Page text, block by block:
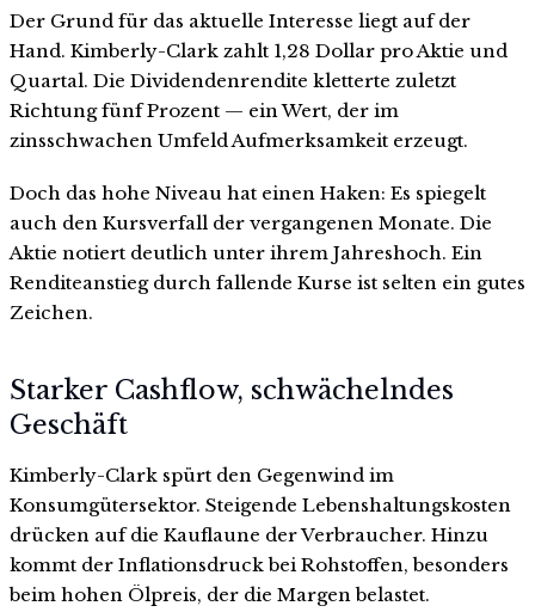
Der Grund für das aktuelle Interesse liegt auf der
Hand. Kimberly-Clark zahlt 1,28 Dollar pro Aktie und
Quartal. Die Dividendenrendite kletterte zuletzt
Richtung fünf Prozent — ein Wert, der im
zinsschwachen Umfeld Aufmerksamkeit erzeugt.
Doch das hohe Niveau hat einen Haken: Es spiegelt
auch den Kursverfall der vergangenen Monate. Die
Aktie notiert deutlich unter ihrem Jahreshoch. Ein
Renditeanstieg durch fallende Kurse ist selten ein gutes
Zeichen.
Starker Cashflow, schwächelndes
Geschäft
Kimberly-Clark spürt den Gegenwind im
Konsumgütersektor. Steigende Lebenshaltungskosten
drücken auf die Kauflaune der Verbraucher. Hinzu
kommt der Inflationsdruck bei Rohstoffen, besonders
beim hohen Ölpreis, der die Margen belastet.